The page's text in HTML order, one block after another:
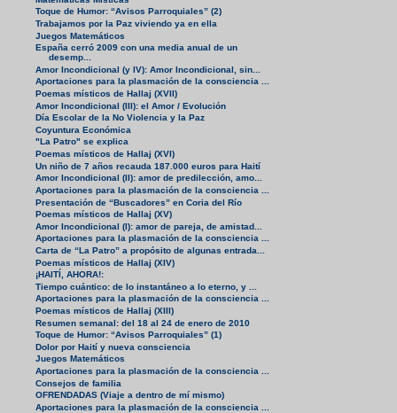
Toque de Humor: “Avisos Parroquiales” (2)
Trabajamos por la Paz viviendo ya en ella
Juegos Matemáticos
España cerró 2009 con una media anual de un
desemp...
Amor Incondicional (y IV): Amor Incondicional, sin...
Aportaciones para la plasmación de la consciencia ...
Poemas místicos de Hallaj (XVII)
Amor Incondicional (III): el Amor / Evolución
Día Escolar de la No Violencia y la Paz
Coyuntura Económica
"La Patro" se explica
Poemas místicos de Hallaj (XVI)
Un niño de 7 años recauda 187.000 euros para Haití
Amor Incondicional (II): amor de predilección, amo...
Aportaciones para la plasmación de la consciencia ...
Presentación de “Buscadores” en Coria del Río
Poemas místicos de Hallaj (XV)
Amor Incondicional (I): amor de pareja, de amistad...
Aportaciones para la plasmación de la consciencia ...
Carta de “La Patro” a propósito de algunas entrada...
Poemas místicos de Hallaj (XIV)
¡HAITÍ, AHORA!:
Tiempo cuántico: de lo instantáneo a lo eterno, y ...
Aportaciones para la plasmación de la consciencia ...
Poemas místicos de Hallaj (XIII)
Resumen semanal: del 18 al 24 de enero de 2010
Toque de Humor: “Avisos Parroquiales” (1)
Dolor por Haití y nueva consciencia
Juegos Matemáticos
Aportaciones para la plasmación de la consciencia ...
Consejos de familia
OFRENDADAS (Viaje a dentro de mí mismo)
Aportaciones para la plasmación de la consciencia ...